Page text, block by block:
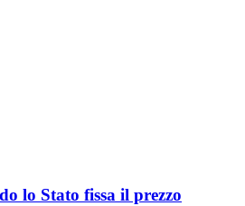
lo Stato fissa il prezzo